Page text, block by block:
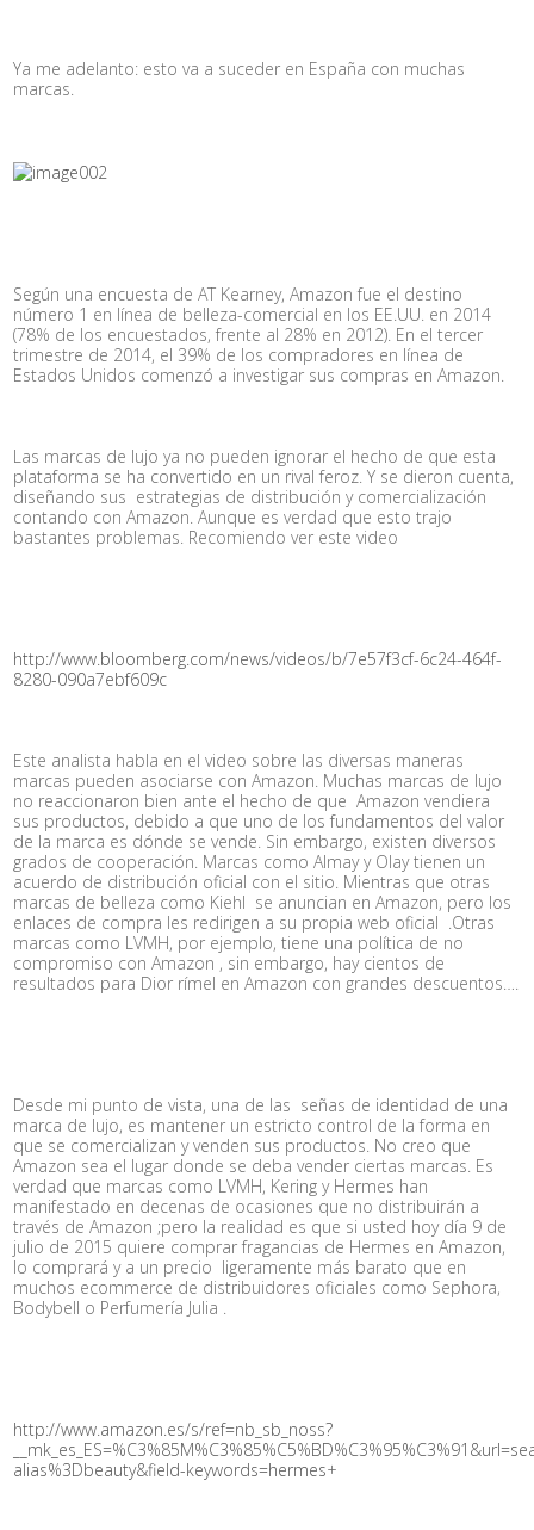
Ya me adelanto: esto va a suceder en España con muchas
marcas.
Según una encuesta de AT Kearney, Amazon fue el destino
número 1 en línea de belleza-comercial en los EE.UU. en 2014
(78% de los encuestados, frente al 28% en 2012). En el tercer
trimestre de 2014, el 39% de los compradores en línea de
Estados Unidos comenzó a investigar sus compras en Amazon.
Las marcas de lujo ya no pueden ignorar el hecho de que esta
plataforma se ha convertido en un rival feroz. Y se dieron cuenta,
diseñando sus estrategias de distribución y comercialización
contando con Amazon. Aunque es verdad que esto trajo
bastantes problemas. Recomiendo ver este video
http://www.bloomberg.com/news/videos/b/7e57f3cf-6c24-464f-
8280-090a7ebf609c
Este analista habla en el video sobre las diversas maneras
marcas pueden asociarse con Amazon. Muchas marcas de lujo
no reaccionaron bien ante el hecho de que Amazon vendiera
sus productos, debido a que uno de los fundamentos del valor
de la marca es dónde se vende. Sin embargo, existen diversos
grados de cooperación. Marcas como Almay y Olay tienen un
acuerdo de distribución oficial con el sitio. Mientras que otras
marcas de belleza como Kiehl se anuncian en Amazon, pero los
enlaces de compra les redirigen a su propia web oficial .Otras
marcas como LVMH, por ejemplo, tiene una política de no
compromiso con Amazon , sin embargo, hay cientos de
resultados para Dior rímel en Amazon con grandes descuentos….
Desde mi punto de vista, una de las señas de identidad de una
marca de lujo, es mantener un estricto control de la forma en
que se comercializan y venden sus productos. No creo que
Amazon sea el lugar donde se deba vender ciertas marcas. Es
verdad que marcas como LVMH, Kering y Hermes han
manifestado en decenas de ocasiones que no distribuirán a
través de Amazon ;pero la realidad es que si usted hoy día 9 de
julio de 2015 quiere comprar fragancias de Hermes en Amazon,
lo comprará y a un precio ligeramente más barato que en
muchos ecommerce de distribuidores oficiales como Sephora,
Bodybell o Perfumería Julia .
http://www.amazon.es/s/ref=nb_sb_noss?
alias%3Dbeauty&field-keywords=hermes+